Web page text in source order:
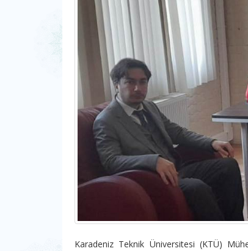
Karadeniz Teknik Üniversitesi (KTÜ)